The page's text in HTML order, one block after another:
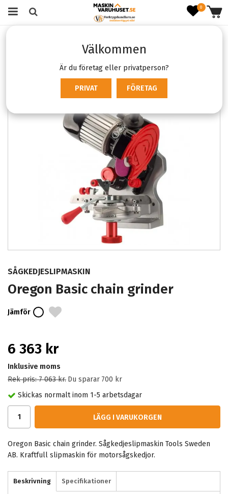
0
Välkommen
Är du företag eller privatperson?
PRIVAT FÖRETAG
SÅGKEDJESLIPMASKIN
Oregon Basic chain grinder
Jämför
6 363 kr
Inklusive moms
Rek pris:7 063 kr. Du sparar 700 kr
Skickas normalt inom 1-5 arbetsdagar
LÄGG I VARUKORGEN
Oregon Basic chain grinder. Sågkedjeslipmaskin Tools Sweden
AB. Kraftfull slipmaskin för motorsågskedjor.
Beskrivning Specifikationer